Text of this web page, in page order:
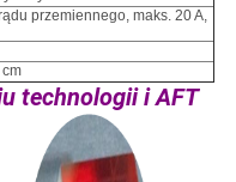
przemiennego, maks. 20 A,
technologii i AFT